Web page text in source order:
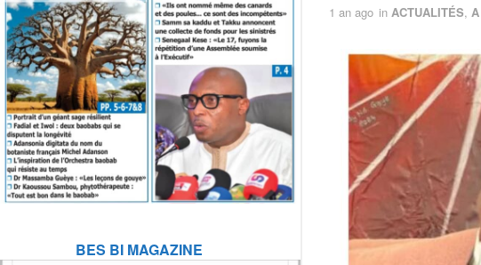
BES BI MAGAZINE
1 an ago in ACTUALITÉS,